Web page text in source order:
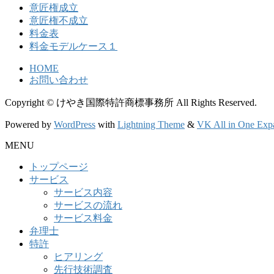
意匠権成立
意匠権不成立
料金表
料金モデルケース１
HOME
お問い合わせ
Copyright © けやき国際特許商標事務所 All Rights Reserved.
Powered by WordPress with Lightning Theme & VK All in One
MENU
トップページ
サービス
サービス内容
サービスの流れ
サービス料金
弁理士
特許
ヒアリング
先行技術調査